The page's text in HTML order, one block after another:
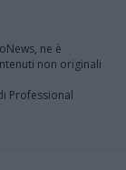
ne è
non originali
Professional